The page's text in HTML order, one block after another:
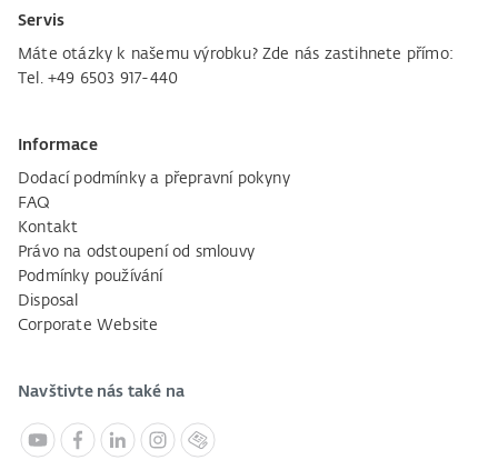
Servis
Máte otázky k našemu výrobku? Zde nás zastihnete přímo:
Tel. +49 6503 917-440
Informace
Dodací podmínky a přepravní pokyny
FAQ
Kontakt
Právo na odstoupení od smlouvy
Podmínky používání
Disposal
Corporate Website
Navštivte nás také na